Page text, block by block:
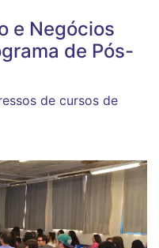
e Negócios
de Pós-
de cursos de